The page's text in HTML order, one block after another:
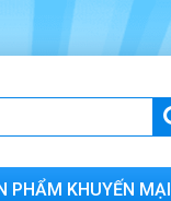
PHẨM KHUYẾN MẠI